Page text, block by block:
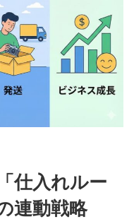
仕入れルー
連動戦略